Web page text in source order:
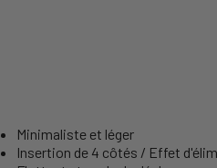
Minimaliste et léger
Insertion de 4 côtés / Effet